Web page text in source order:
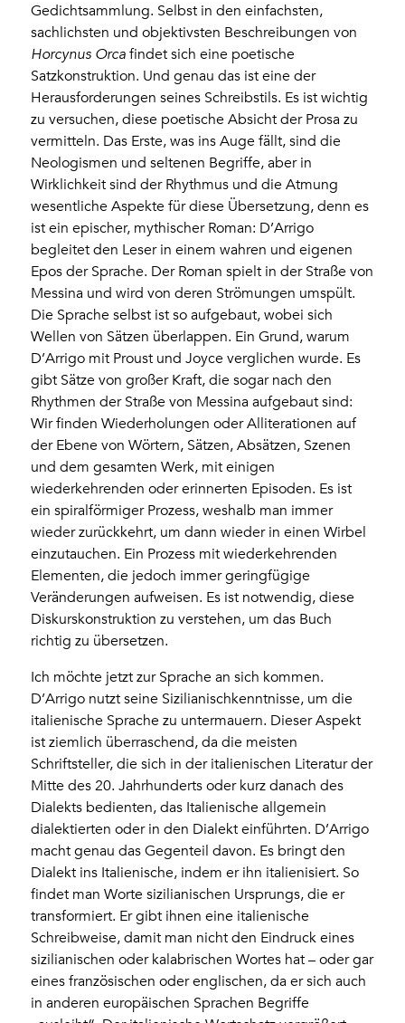
Gedichtsammlung. Selbst in den einfachsten,
sachlichsten und objektivsten Beschreibungen von
Horcynus Orca findet sich eine poetische
Satzkonstruktion. Und genau das ist eine der
Herausforderungen seines Schreibstils. Es ist wichtig
zu versuchen, diese poetische Absicht der Prosa zu
vermitteln. Das Erste, was ins Auge fällt, sind die
Neologismen und seltenen Begriffe, aber in
Wirklichkeit sind der Rhythmus und die Atmung
wesentliche Aspekte für diese Übersetzung, denn es
ist ein epischer, mythischer Roman: D’Arrigo
begleitet den Leser in einem wahren und eigenen
Epos der Sprache. Der Roman spielt in der Straße von
Messina und wird von deren Strömungen umspült.
Die Sprache selbst ist so aufgebaut, wobei sich
Wellen von Sätzen überlappen. Ein Grund, warum
D’Arrigo mit Proust und Joyce verglichen wurde. Es
gibt Sätze von großer Kraft, die sogar nach den
Rhythmen der Straße von Messina aufgebaut sind:
Wir finden Wiederholungen oder Alliterationen auf
der Ebene von Wörtern, Sätzen, Absätzen, Szenen
und dem gesamten Werk, mit einigen
wiederkehrenden oder erinnerten Episoden. Es ist
ein spiralförmiger Prozess, weshalb man immer
wieder zurückkehrt, um dann wieder in einen Wirbel
einzutauchen. Ein Prozess mit wiederkehrenden
Elementen, die jedoch immer geringfügige
Veränderungen aufweisen. Es ist notwendig, diese
Diskurskonstruktion zu verstehen, um das Buch
richtig zu übersetzen.
Ich möchte jetzt zur Sprache an sich kommen.
D’Arrigo nutzt seine Sizilianischkenntnisse, um die
italienische Sprache zu untermauern. Dieser Aspekt
ist ziemlich überraschend, da die meisten
Schriftsteller, die sich in der italienischen Literatur der
Mitte des 20. Jahrhunderts oder kurz danach des
Dialekts bedienten, das Italienische allgemein
dialektierten oder in den Dialekt einführten. D’Arrigo
macht genau das Gegenteil davon. Es bringt den
Dialekt ins Italienische, indem er ihn italienisiert. So
findet man Worte sizilianischen Ursprungs, die er
transformiert. Er gibt ihnen eine italienische
Schreibweise, damit man nicht den Eindruck eines
sizilianischen oder kalabrischen Wortes hat – oder gar
eines französischen oder englischen, da er sich auch
in anderen europäischen Sprachen Begriffe